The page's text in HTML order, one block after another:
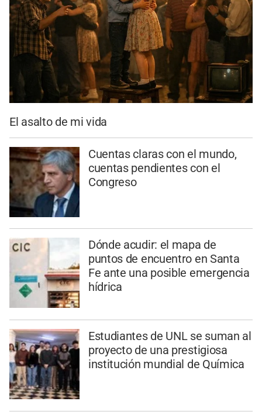
El asalto de mi vida
Cuentas claras con el mundo,
cuentas pendientes con el
Congreso
Dónde acudir: el mapa de
puntos de encuentro en Santa
Fe ante una posible emergencia
hídrica
Estudiantes de UNL se suman al
proyecto de una prestigiosa
institución mundial de Química